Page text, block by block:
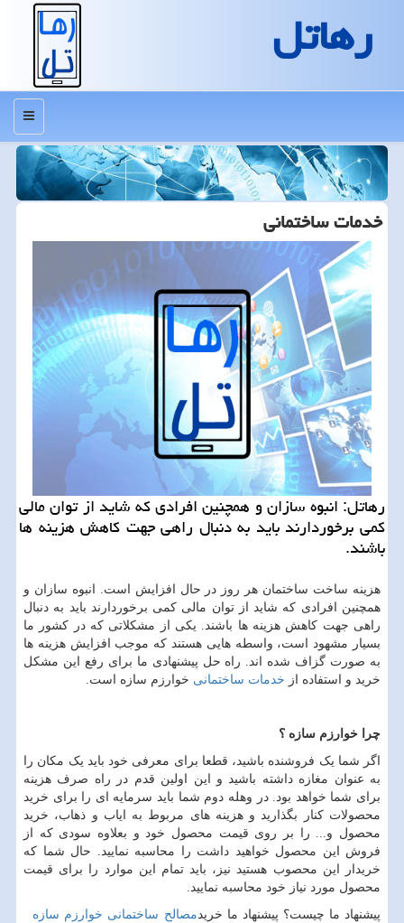
رهاتل
منو
خدمات ساختمانی
رهاتل: انبوه سازان و همچنین افرادی كه شاید از توان مالی
كمی برخوردارند باید به دنبال راهی جهت كاهش هزینه ها
باشند.
هزینه ساخت ساختمان هر روز در حال افزایش است. انبوه سازان و
همچنین افرادی که شاید از توان مالی کمی برخوردارند باید به دنبال
راهی جهت کاهش هزینه ها باشند. یکی از مشکلاتی که در کشور ما
بسیار مشهود است، واسطه هایی هستند که موجب افزایش هزینه ها
به صورت گزاف شده اند. راه حل پیشنهادی ما برای رفع این مشکل
خرید و استفاده از خدمات ساختمانی خوارزم سازه است.
چرا خوارزم سازه ؟
اگر شما یک فروشنده باشید، قطعا برای معرفی خود باید یک مکان را
به عنوان مغازه داشته باشید و این اولین قدم در راه صرف هزینه
برای شما خواهد بود. در وهله دوم شما باید سرمایه ای را برای خرید
محصولات کنار بگذارید و هزینه های مربوط به ایاب و ذهاب، خرید
محصول و... را بر روی قیمت محصول خود و بعلاوه سودی که از
فروش این محصول خواهید داشت را محاسبه نمایید. حال شما که
خریدار این محصوب هستید نیز، باید تمام این موارد را برای قیمت
محصول مورد نیاز خود محاسبه نمایید.
پیشنهاد ما چیست؟ پیشنهاد ما خرید مصالح ساختمانی خوارزم سازه